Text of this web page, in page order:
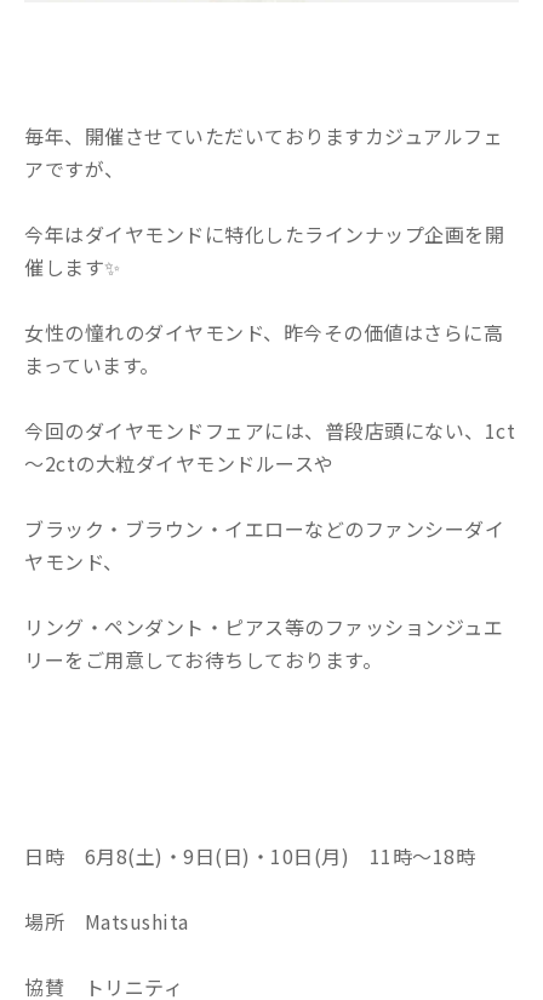
毎年、開催させていただいておりますカジュアルフェ
アですが、
今年はダイヤモンドに特化したラインナップ企画を開
催します✨
女性の憧れのダイヤモンド、昨今その価値はさらに高
まっています。
今回のダイヤモンドフェアには、普段店頭にない、1ct
～2ctの大粒ダイヤモンドルースや
ブラック・ブラウン・イエローなどのファンシーダイ
ヤモンド、
リング・ペンダント・ピアス等のファッションジュエ
リーをご用意してお待ちしております。
日時 6月8(土)・9日(日)・10日(月) 11時～18時
場所 Matsushita
協賛 トリニティ